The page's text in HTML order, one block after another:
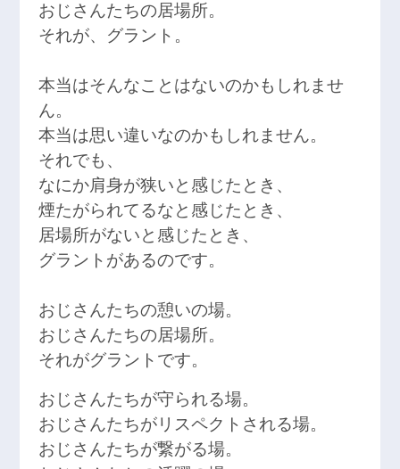
おじさんたちの居場所。
それが、グラント。
本当はそんなことはないのかもしれませ
ん。
本当は思い違いなのかもしれません。
それでも、
なにか肩身が狭いと感じたとき、
煙たがられてるなと感じたとき、
居場所がないと感じたとき、
グラントがあるのです。
おじさんたちの憩いの場。
おじさんたちの居場所。
それがグラントです。
おじさんたちが守られる場。
おじさんたちがリスペクトされる場。
おじさんたちが繋がる場。